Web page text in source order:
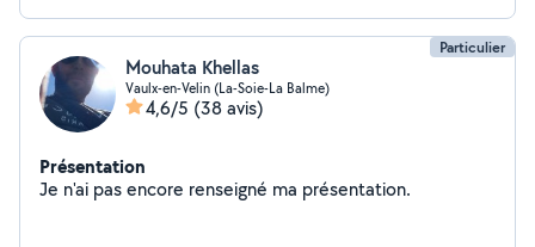
Particulier
Mouhata Khellas
Vaulx-en-Velin (La-Soie-La Balme)
4,6/5 (38 avis)
Présentation
Je n'ai pas encore renseigné ma présentation.